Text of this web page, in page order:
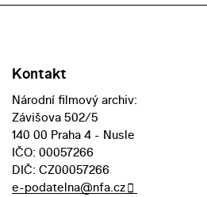
Kontakt
Národní filmový archiv:
Závišova 502/5
140 00 Praha 4 - Nusle
IČO: 00057266
DIČ: CZ00057266
e-podatelna@nfa.cz